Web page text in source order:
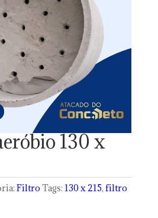
130 x
Filtro Tags: 130 x 215, filtro